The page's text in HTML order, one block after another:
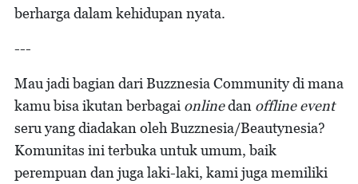
berharga dalam kehidupan nyata.
---
Mau jadi bagian dari Buzznesia Community di mana
kamu bisa ikutan berbagai onlinedan offline event
seru yang diadakan oleh Buzznesia/Beautynesia?
Komunitas ini terbuka untuk umum, baik
perempuan dan juga laki-laki, kami juga memiliki